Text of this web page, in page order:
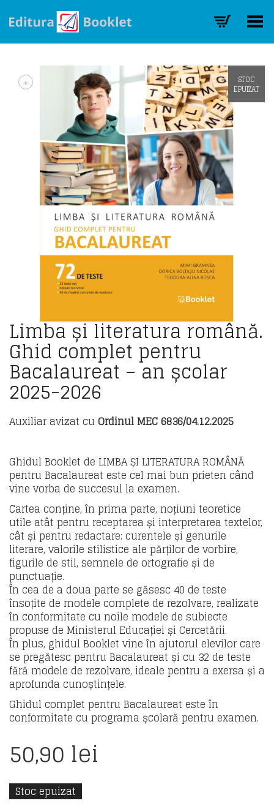
Toggle Menu
STOC
EPUIZAT
+
Limba și literatura română.
Ghid complet pentru
Bacalaureat – an școlar
2025-2026
Auxiliar avizat cu Ordinul MEC 6836/04.12.2025
Ghidul Booklet de LIMBA ȘI LITERATURA ROMÂNĂ
pentru Bacalaureat este cel mai bun prieten când
vine vorba de succesul la examen.
Cartea conține, în prima parte, noțiuni teoretice
utile atât pentru receptarea și interpretarea textelor,
cât și pentru redactare: curentele și genurile
literare, valorile stilistice ale părților de vorbire,
figurile de stil, semnele de ortografie și de
punctuație.
În cea de a doua parte se găsesc 40 de teste
însoțite de modele complete de rezolvare, realizate
în conformitate cu noile modele de subiecte
propuse de Ministerul Educației și Cercetării.
În plus, ghidul Booklet vine în ajutorul elevilor care
se pregătesc pentru Bacalaureat și cu 32 de teste
fără modele de rezolvare, ideale pentru a exersa și a
aprofunda cunoștințele.
Ghidul complet pentru Bacalaureat este în
conformitate cu programa școlară pentru examen.
50,90 lei
Stoc epuizat